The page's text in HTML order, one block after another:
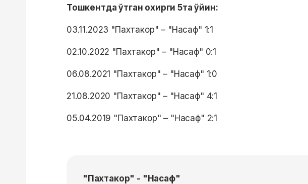
Тошкентда ўтган охирги 5та ўйин:
03.11.2023 "Пахтакор" – "Насаф" 1:1
02.10.2022 "Пахтакор" – "Насаф" 0:1
06.08.2021 "Пахтакор" – "Насаф" 1:0
21.08.2020 "Пахтакор" – "Насаф" 4:1
05.04.2019 "Пахтакор" – "Насаф" 2:1
"Пахтакор" - "Насаф"